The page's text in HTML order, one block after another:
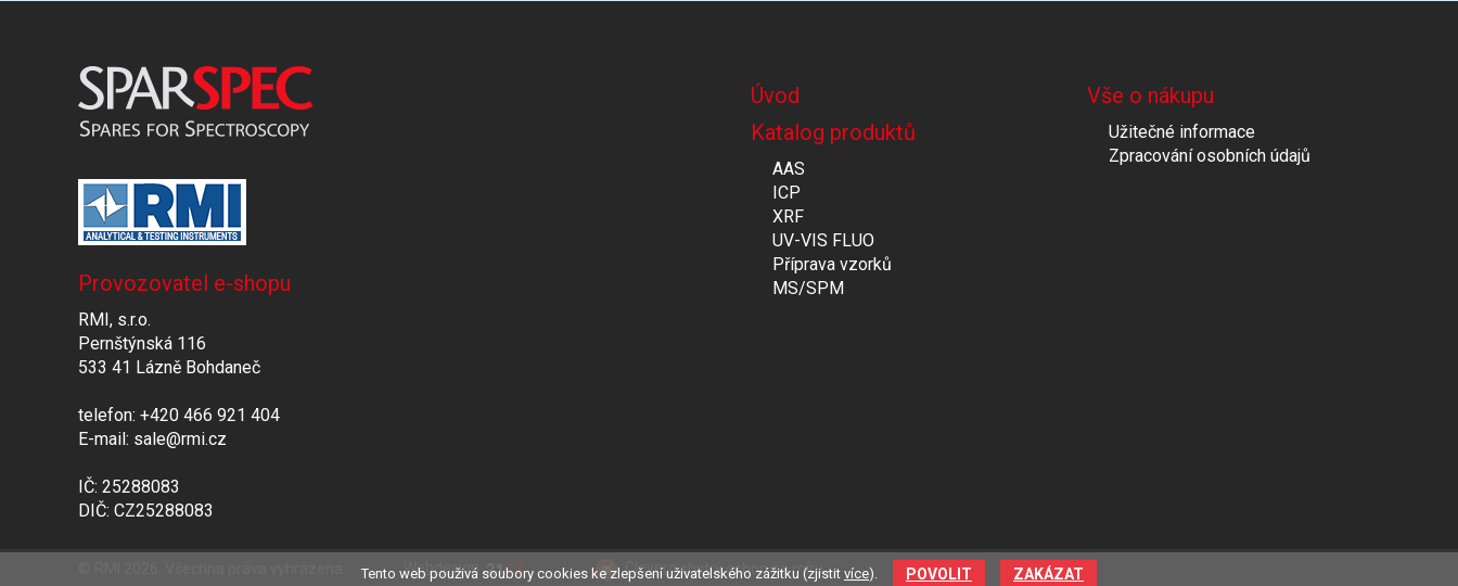
Provozovatel e-shopu
RMI, s.r.o.
Pernštýnská 116
533 41 Lázně Bohdaneč
telefon: +420 466 921 404
E-mail: sale@rmi.cz
IČ: 25288083
DIČ: CZ25288083
Úvod
Katalog produktů
AAS
ICP
XRF
UV-VIS FLUO
Příprava vzorků
MS/SPM
Vše o nákupu
Užitečné informace
Zpracování osobních údajů
Webdesign Cleverochytrý eshop na míru.
Tento web použivá soubory cookies ke zlepšení uživatelského zážitku (zjistit více). POVOLIT ZAKÁZAT